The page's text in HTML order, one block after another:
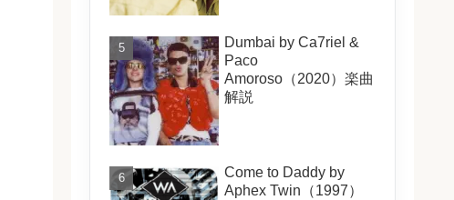
Dumbai by Ca7riel &
Paco
Amoroso（2020）楽曲
解説
Come to Daddy by
Aphex Twin（1997）